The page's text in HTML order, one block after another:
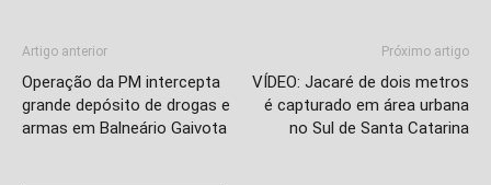
Artigo anterior
Operação da PM intercepta
grande depósito de drogas e
armas em Balneário Gaivota
Próximo artigo
VÍDEO: Jacaré de dois metros
é capturado em área urbana
no Sul de Santa Catarina